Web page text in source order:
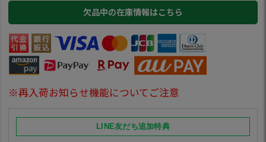
欠品中の在庫情報はこちら
※再入荷お知らせ機能についてご注意
LINE友だち追加特典